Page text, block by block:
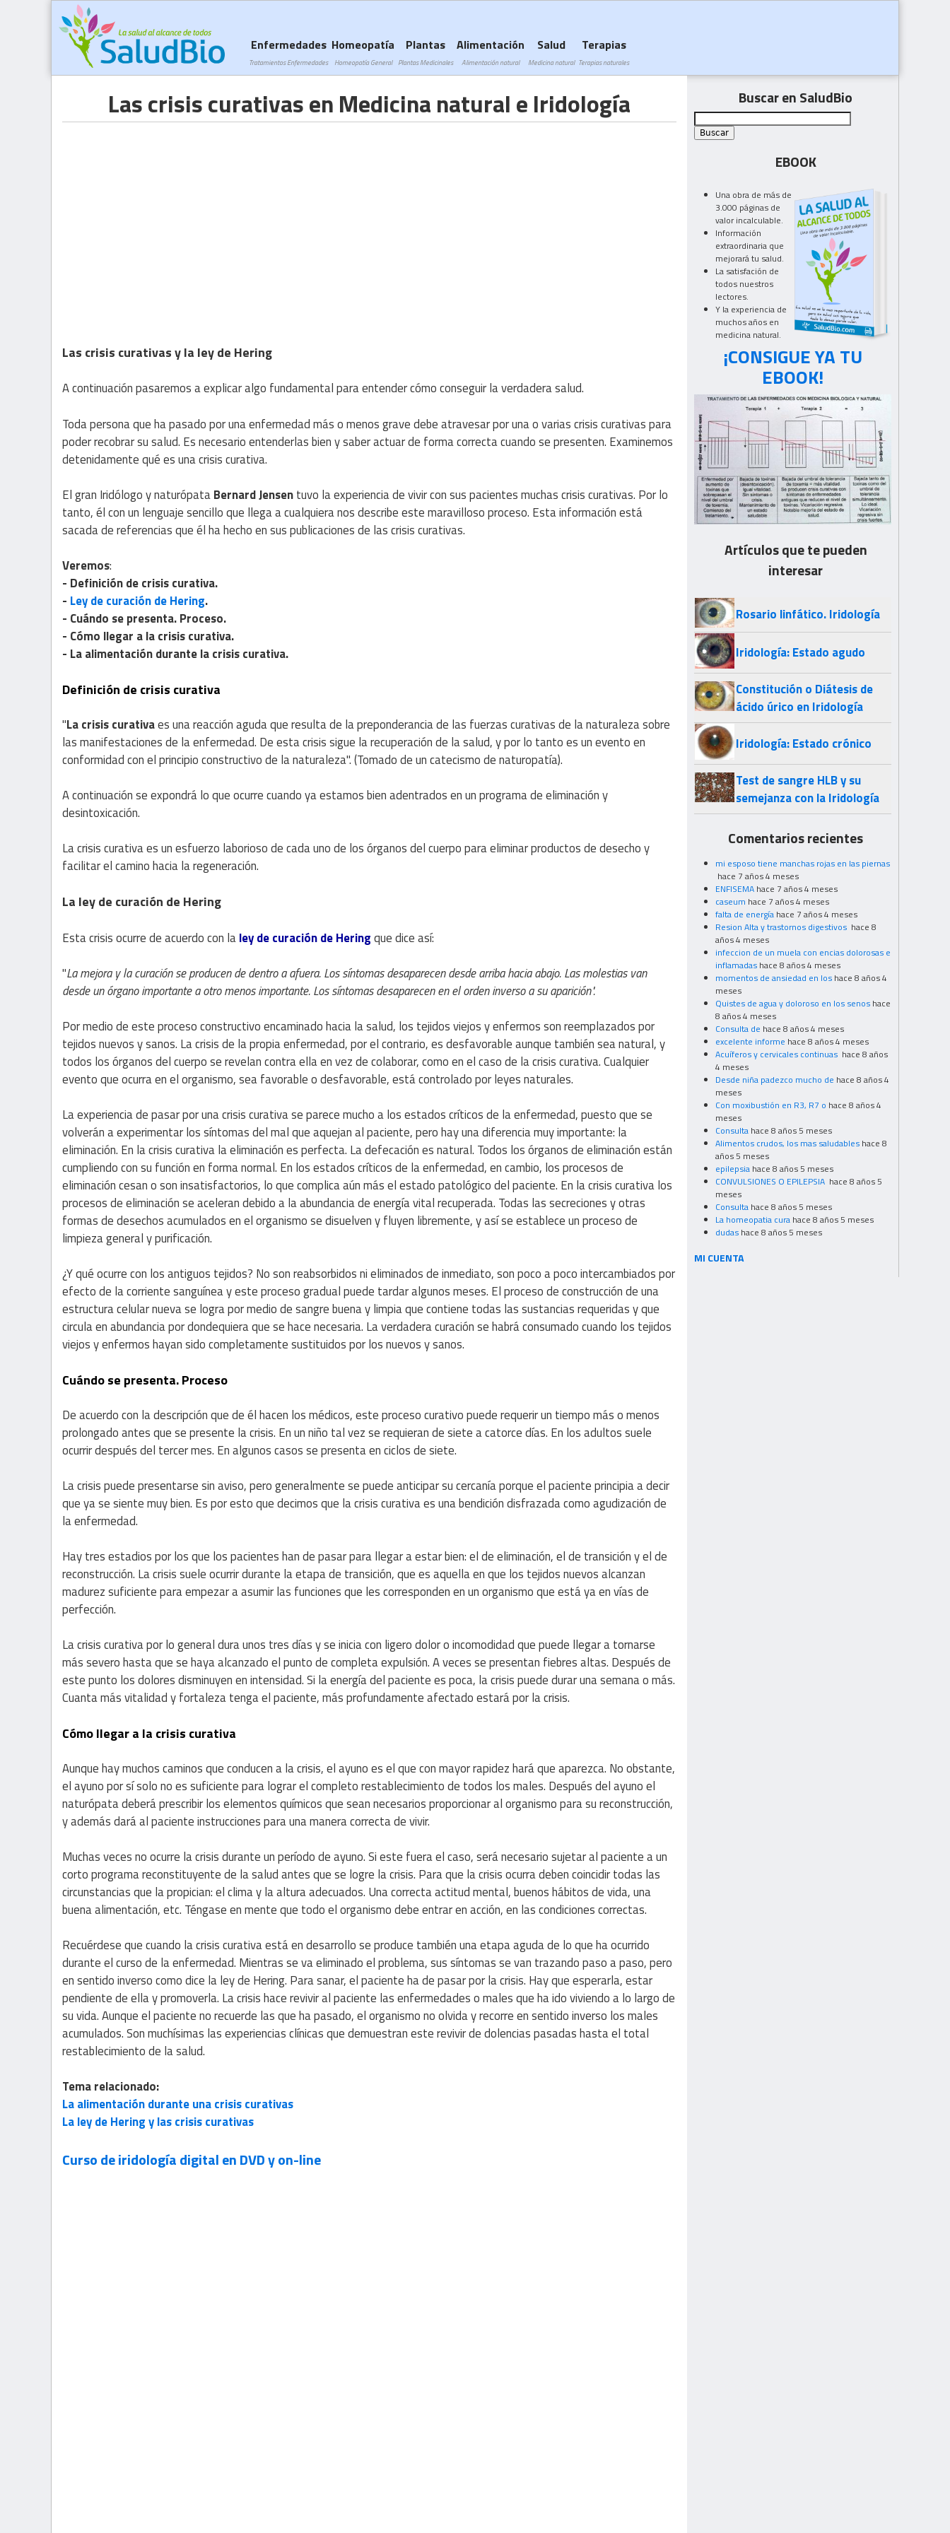
Las crisis curativas en Medicina natural e Iridología
Las crisis curativas y la ley de Hering
A continuación pasaremos a explicar algo funda­mental para entender cómo conseguir la verdadera salud.
Toda persona que ha pasado por una enfermedad más o menos grave debe atravesar por una o varias crisis curativas para
poder recobrar su salud. Es necesario entenderlas bien y saber actuar de forma correcta cuando se presenten. Examinemos
detenidamente qué es una crisis curativa.
El gran Iridólogo y naturópataBernard Jensentuvo la experiencia de vivir con sus pacientes muchas crisis curativas. Por lo
tanto, él con un lenguaje sencillo que llega a cualquiera nos describe este maravilloso proceso. Esta información está
sacada de referencias que él ha hecho en sus publicaciones de las crisis curativas.
Veremos:
- Definición de crisis curativa.
- Ley de curación de Hering.
- Cuándo se presenta. Proceso.
- Cómo llegar a la crisis curativa.
- La alimentación durante la crisis curativa.
Definición de crisis curativa
"La crisis curativaes una reacción aguda que resulta de la preponderancia de las fuerzas curativas de la naturaleza sobre
las manifestaciones de la enfermedad. De esta crisis sigue la recuperación de la salud, y por lo tanto es un evento en
conformidad con el principio constructivo de la naturaleza". (Tomado de un catecismo de naturopatía).
A continuación se expondrá lo que ocurre cuando ya estamos bien adentrados en un programa de eliminación y
desintoxicación.
La crisis curativa es un esfuerzo laborioso de cada uno de los órganos del cuerpo para eliminar productos de desecho y
facilitar el camino hacia la regeneración.
La ley de curación de Hering
Esta crisis ocurre de acuerdo con laley de curación de Heringque dice así:
"La mejora y la curación se producen de dentro a afuera. Los síntomas desaparecen desde arriba hacia abajo. Las molestias van
desde un órgano importante a otro menos importante. Los síntomas desaparecen en el orden inverso a su aparición".
Por medio de este proceso constructivo encaminado hacia la salud, los tejidos viejos y enfermos son reemplazados por
tejidos nuevos y sanos. La crisis de la propia enfermedad, por el contrario, es desfavorable aunque también sea natural, y
todos los órganos del cuerpo se revelan contra ella en vez de colaborar, como en el caso de la crisis curativa. Cualquier
evento que ocurra en el organismo, sea favorable o desfavorable, está controlado por leyes naturales.
La experiencia de pasar por una crisis curativa se parece mucho a los estados críticos de la enfermedad, puesto que se
volverán a experimentar los síntomas del mal que aquejan al paciente, pero hay una diferencia muy importante: la
eliminación. En la crisis curativa la eliminación es perfecta. La defecación es natural. Todos los órganos de eliminación están
cumpliendo con su función en forma normal. En los estados críticos de la enfermedad, en cambio, los procesos de
eliminación cesan o son insatisfactorios, lo que complica aún más el estado patológico del paciente. En la crisis curativa los
procesos de eliminación se aceleran debido a la abundancia de energía vital recuperada. Todas las secreciones y otras
formas de desechos acumulados en el organismo se disuelven y fluyen libremente, y así se establece un proceso de
limpieza general y purificación.
¿Y qué ocurre con los antiguos tejidos? No son reabsorbidos ni eliminados de inmediato, son poco a poco intercambiados por
efecto de la corriente sanguínea y este proceso gradual puede tardar algunos meses. El proceso de construcción de una
estructura celular nueva se logra por medio de sangre buena y limpia que contiene todas las sustancias requeridas y que
circula en abundancia por dondequiera que se hace necesaria. La verdadera curación se habrá consumado cuando los tejidos
viejos y enfermos hayan sido completamente sustituidos por los nuevos y sanos.
Cuándo se presenta. Proceso
De acuerdo con la descripción que de él hacen los médicos, este proceso curativo puede requerir un tiempo más o menos
prolongado antes que se presente la crisis. En un niño tal vez se requieran de siete a catorce días. En los adultos suele
ocurrir después del tercer mes. En algunos casos se presenta en ciclos de siete.
La crisis puede presentarse sin aviso, pero generalmente se puede anticipar su cercanía porque el paciente principia a decir
que ya se siente muy bien. Es por esto que decimos que la crisis curativa es una bendición disfrazada como agudización de
la enfermedad.
Hay tres estadios por los que los pacientes han de pasar para llegar a estar bien: el de eliminación, el de transición y el de
reconstrucción. La crisis suele ocurrir durante la etapa de transición, que es aquella en que los tejidos nuevos alcanzan
madurez suficiente para empezar a asumir las funciones que les corresponden en un organismo que está ya en vías de
perfección.
La crisis curativa por lo general dura unos tres días y se inicia con ligero dolor o incomodidad que puede llegar a tornarse
más severo hasta que se haya alcanzado el punto de completa expulsión. A veces se presentan fiebres altas. Después de
este punto los dolores disminuyen en intensidad. Si la energía del paciente es poca, la crisis puede durar una semana o más.
Cuanta más vitalidad y fortaleza tenga el paciente, más profundamente afectado estará por la crisis.
Cómo llegar a la crisis curativa
Aunque hay muchos caminos que conducen a la crisis, el ayuno es el que con mayor rapidez hará que aparezca. No obstante,
el ayuno por sí solo no es suficiente para lograr el completo restablecimiento de todos los males. Después del ayuno el
naturópata deberá prescribir los elementos químicos que sean necesarios proporcionar al organismo para su reconstrucción,
y además dará al paciente instrucciones para una manera correcta de vivir.
Muchas veces no ocurre la crisis durante un período de ayuno. Si este fuera el caso, será necesario sujetar al paciente a un
corto programa reconstituyente de la salud antes que se logre la crisis. Para que la crisis ocurra deben coincidir todas las
circunstancias que la propician: el clima y la altura adecuados. Una correcta actitud mental, buenos hábitos de vida, una
buena alimentación, etc. Téngase en mente que todo el organismo debe entrar en acción, en las condiciones correctas.
Recuérdese que cuando la crisis curativa está en desarrollo se produce también una etapa aguda de lo que ha ocurrido
durante el curso de la enfermedad. Mientras se va eliminado el problema, sus síntomas se van trazando paso a paso, pero
en sentido inverso como dice la ley de Hering. Para sanar, el paciente ha de pasar por la crisis. Hay que esperarla, estar
pendiente de ella y promoverla. La crisis hace revivir al paciente las enfermedades o males que ha ido viviendo a lo largo de
su vida. Aunque el paciente no recuerde las que ha pasado, el organismo no olvida y recorre en sentido inverso los males
acumulados. Son muchísimas las experiencias clínicas que demuestran este revivir de dolencias pasadas hasta el total
restablecimiento de la salud.
Tema relacionado:
La alimentación durante una crisis curativas
La ley de Hering y las crisis curativas
Curso de iridología digital en DVD y on-line
Enfermedades
Tratamientos Enfermedades
Homeopatía
Homeopatía General
Plantas
Plantas Medicinales
Alimentación
Alimentación natural
Salud
Medicina natural
Terapias
Terapias naturales
Buscar en SaludBio
EBOOK
Una obra de más de
3.000 páginas de
valor incalculable.
Información
extraordinaria que
mejorará tu salud.
La satisfación de
todos nuestros
lectores.
Y la experiencia de
muchos años en
medicina natural.
¡CONSIGUE YA TU
EBOOK!
Artículos que te pueden
interesar
Rosario linfático. Iridología
Iridología: Estado agudo
Constitución o Diátesis de
ácido úrico en Iridología
Iridología: Estado crónico
Test de sangre HLB y su
semejanza con la Iridología
Comentarios recientes
mi esposo tiene manchas rojas en las piernas
hace 7 años 4 meses
ENFISEMA hace 7 años 4 meses
caseum hace 7 años 4 meses
falta de energía hace 7 años 4 meses
Resion Alta y trastornos digestivos hace 8
años 4 meses
infeccion de un muela con encias dolorosas e
inflamadas hace 8 años 4 meses
momentos de ansiedad en los hace 8 años 4
meses
Quistes de agua y doloroso en los senos hace
8 años 4 meses
Consulta de hace 8 años 4 meses
excelente informe hace 8 años 4 meses
Acuíferos y cervicales continuas hace 8 años
4 meses
Desde niña padezco mucho de hace 8 años 4
meses
Con moxibustión en R3, R7 o hace 8 años 4
meses
Consulta hace 8 años 5 meses
Alimentos crudos, los mas saludables hace 8
años 5 meses
epilepsia hace 8 años 5 meses
CONVULSIONES O EPILEPSIA hace 8 años 5
meses
Consulta hace 8 años 5 meses
La homeopatia cura hace 8 años 5 meses
dudas hace 8 años 5 meses
MI CUENTA